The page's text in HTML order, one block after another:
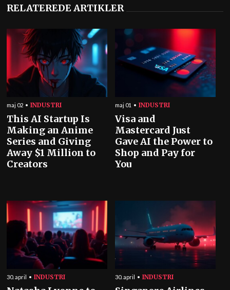
RELATEREDE ARTIKLER
maj 02 INDUSTRI
This AI Startup Is
Making an Anime
Series and Giving
Away $1 Million to
Creators
maj 01 INDUSTRI
Visa and
Mastercard Just
Gave AI the Power to
Shop and Pay for
You
30. april INDUSTRI 30. april INDUSTRI